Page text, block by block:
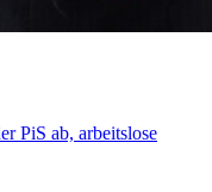
PiS ab, arbeitslose